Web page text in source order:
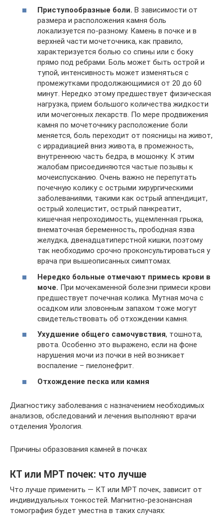
Приступообразные боли. В зависимости от
размера и расположения камня боль
локализуется по-разному. Камень в почке и в
верхней части мочеточника, как правило,
характеризуется болью со спины или с боку
прямо под ребрами. Боль может быть острой и
тупой, интенсивность может изменяться с
промежутками продолжающимися от 20 до 60
минут. Нередко этому предшествует физическая
нагрузка, прием большого количества жидкости
или мочегонных лекарств. По мере продвижения
камня по мочеточнику расположение боли
меняется, боль переходит от поясницы на живот,
с иррадиацией вниз живота, в промежность,
внутреннюю часть бедра, в мошонку. К этим
жалобам присоединяются частые позывы к
мочеиспусканию. Очень важно не перепутать
почечную колику с острыми хирургическими
заболеваниями, такими как острый аппендицит,
острый холецистит, острый панкреатит,
кишечная непроходимость, ущемленная грыжа,
внематочная беременность, прободная язва
желудка, двенадцатиперстной кишки, поэтому
так необходимо срочно проконсультироваться у
врача при вышеописанных симптомах.
Нередко больные отмечают примесь крови в
моче. При мочекаменной болезни примеси крови
предшествует почечная колика. Мутная моча с
осадком или зловонным запахом тоже могут
свидетельствовать об отхождении камня.
Ухудшение общего самочувствия, тошнота,
рвота. Особенно это выражено, если на фоне
нарушения мочи из почки в ней возникает
воспаление – пиелонефрит.
Отхождение песка или камня
Диагностику заболевания с назначением необходимых
анализов, обследований и лечения выполняют врачи
отделения Урология.
Причины образования камней в почках
КТ или МРТ почек: что лучше
Что лучше применить — КТ или МРТ почек, зависит от
индивидуальных тонкостей. Магнитно-резонансная
томография будет уместна в таких случаях: